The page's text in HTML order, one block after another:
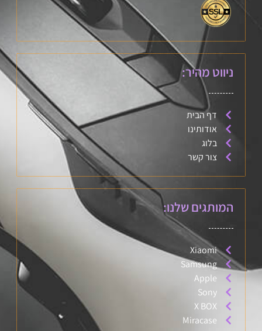
ניווט מהיר:
דף הבית
אודותינו
בלוג
צור קשר
המותגים שלנו:
Xiaomi
Samsung
Apple
Sony
X BOX
Miracase